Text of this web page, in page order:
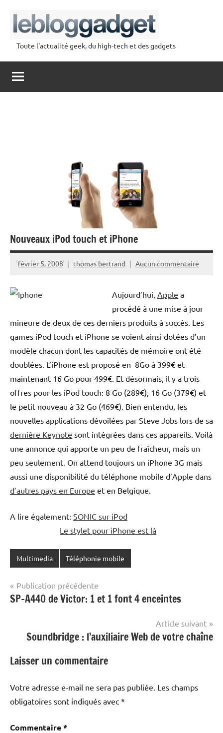
contenu
lebloggadget
Toute l'actualité geek, du high-tech et des gadgets
Nouveaux iPod touch et iPhone
février 5, 2008 thomas bertrand Aucun commentaire
Aujourd’hui, Apple a
procédé à une mise à jour
mineure de deux de ces derniers produits à succès. Les
games iPod touch et iPhone se voient ainsi dotées d’un
modèle chacun dont les capacités de mémoire ont été
doublées. L’iPhone est proposé en 8Go à 399€ et
maintenant 16 Go pour 499€. Et désormais, il y a trois
offres pour les iPod touch: 8 Go (289€), 16 Go (379€) et
le petit nouveau à 32 Go (469€). Bien entendu, les
nouvelles applications dévoilées par Steve Jobs lors de sa
dernière Keynote sont intégrées dans ces appareils. Voilà
une annonce qui apporte un peu de fraîcheur, mais un
peu seulement. On attend toujours un iPhone 3G mais
aussi une disponibilité du téléphone mobile d’Apple dans
d’autres pays en Europe et en Belgique.
A lire également: SONIC sur iPod
Le stylet pour iPhone est là
Multimedia Téléphonie mobile
Navigation
de
Publication précédente
SP-A440 de Victor: 1 et 1 font 4 enceintes
Article suivant
Soundbridge : l’auxiliaire Web de votre chaîne
Laisser un commentaire
Votre adresse e-mail ne sera pas publiée. Les champs
obligatoires sont indiqués avec *
Commentaire*